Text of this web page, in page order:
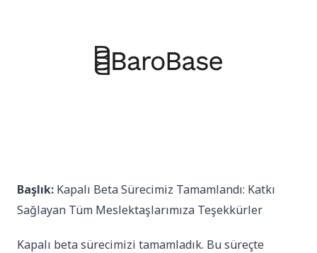
Başlık: Kapalı Beta Sürecimiz Tamamlandı: Katkı
Sağlayan Tüm Meslektaşlarımıza Teşekkürler
Kapalı beta sürecimizi tamamladık. Bu süreçte